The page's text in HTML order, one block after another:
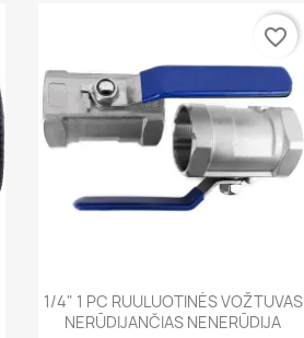
Greita peržiūra
1/4" 1 PC RUULUOTINĖS VOŽTUVAS
NERŪDIJANČIAS NENERŪDIJA
favorite_border